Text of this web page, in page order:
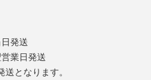
発送
業日発送
となります。